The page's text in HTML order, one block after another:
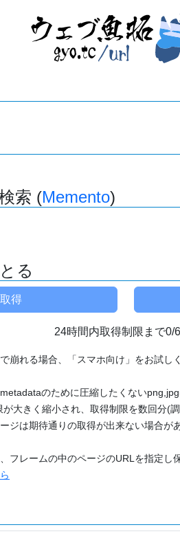
索 (Memento)
る
24時間内取得制限まで0/
崩れる場合、「スマホ向け」をお試し
のために圧縮したくない
大きく縮小され、取得制限を数回分(
ジは期待通りの取得が出来ない場合が
フレームの中のページのURLを指定し